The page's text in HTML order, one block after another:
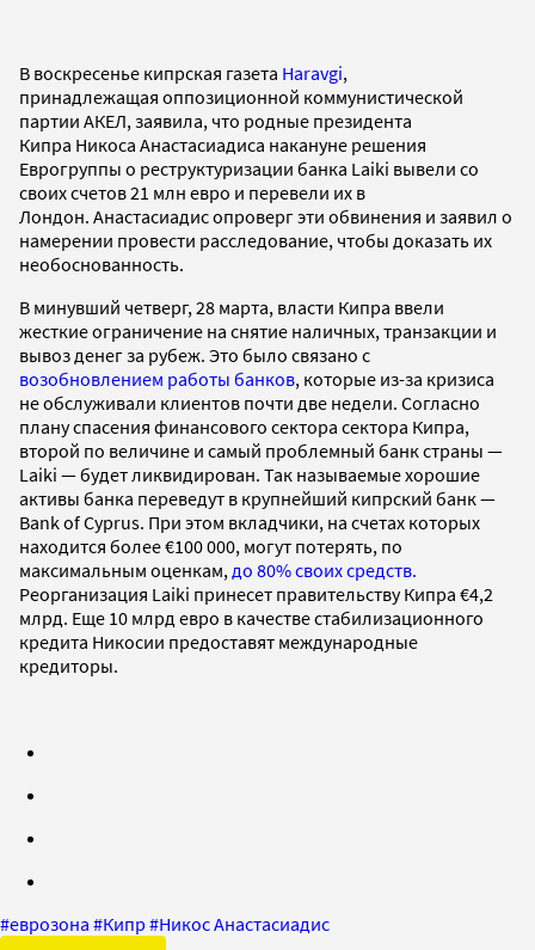
В воскресенье кипрская газета Haravgi,
принадлежащая оппозиционной коммунистической
партии АКЕЛ, заявила, что родные президента
Кипра Никоса Анастасиадиса накануне решения
Еврогруппы о реструктуризации банка Laiki вывели со
своих счетов 21 млн евро и перевели их в
Лондон. Анастасиадис опроверг эти обвинения и заявил о
намерении провести расследование, чтобы доказать их
необоснованность.
В минувший четверг, 28 марта, власти Кипра ввели
жесткие ограничение на снятие наличных, транзакции и
вывоз денег за рубеж. Это было связано с
возобновлением работы банков, которые из-за кризиса
не обслуживали клиентов почти две недели. Согласно
плану спасения финансового сектора сектора Кипра,
второй по величине и самый проблемный банк страны —
Laiki — будет ликвидирован. Так называемые хорошие
активы банка переведут в крупнейший кипрский банк —
Bank of Cyprus. При этом вкладчики, на счетах которых
находится более €100 000, могут потерять, по
максимальным оценкам, до 80% своих средств.
Реорганизация Laiki принесет правительству Кипра €4,2
млрд. Еще 10 млрд евро в качестве стабилизационного
кредита Никосии предоставят международные
кредиторы.
#еврозона #Кипр #Никос Анастасиадис